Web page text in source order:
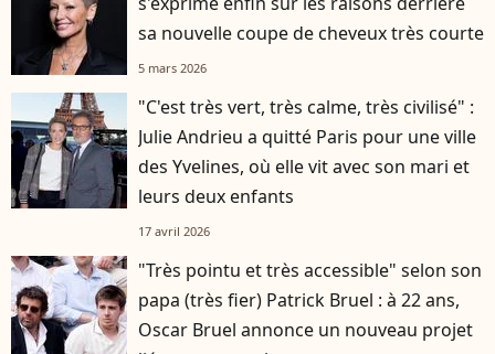
sa nouvelle coupe de cheveux très courte
5 mars 2026
"C'est très vert, très calme, très civilisé" :
Julie Andrieu a quitté Paris pour une ville
des Yvelines, où elle vit avec son mari et
leurs deux enfants
17 avril 2026
"Très pointu et très accessible" selon son
papa (très fier) Patrick Bruel : à 22 ans,
Oscar Bruel annonce un nouveau projet